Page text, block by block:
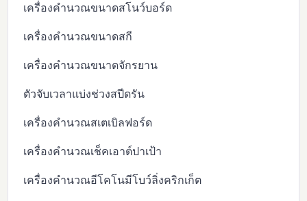
เครื่องคำนวณขนาดสโนว์บอร์ด
เครื่องคำนวณขนาดสกี
เครื่องคำนวณขนาดจักรยาน
ตัวจับเวลาแบ่งช่วงสปีดรัน
เครื่องคำนวณสเตเบิลฟอร์ด
เครื่องคำนวณเช็คเอาต์ปาเป้า
เครื่องคำนวณอีโคโนมีโบว์ลิ่งคริกเก็ต